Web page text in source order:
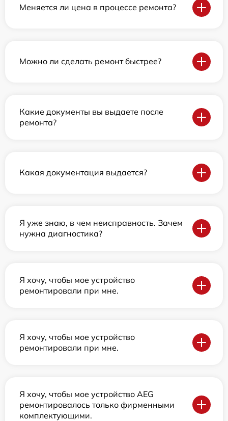
Меняется ли цена в процессе ремонта?
Можно ли сделать ремонт быстрее?
Какие документы вы выдаете после
ремонта?
Какая документация выдается?
Я уже знаю, в чем неисправность. Зачем
нужна диагностика?
Я хочу, чтобы мое устройство
ремонтировали при мне.
Я хочу, чтобы мое устройство
ремонтировали при мне.
Я хочу, чтобы мое устройство AEG
ремонтировалось только фирменными
комплектующими.